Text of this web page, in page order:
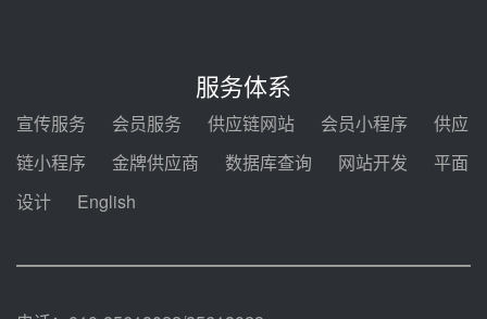
电机组灵活性改造项目三元液态盐
采购合同
迪尔化工预中标华能西安热工院
2026-2029年熔盐介质框架协议
100MW光热项目机组调试及性能
服务体系
宣传服务 会员服务 供应链网站 会员小程序
供应
链小程序
金牌供应商 数据库查询 网站开发
平面
设计
English